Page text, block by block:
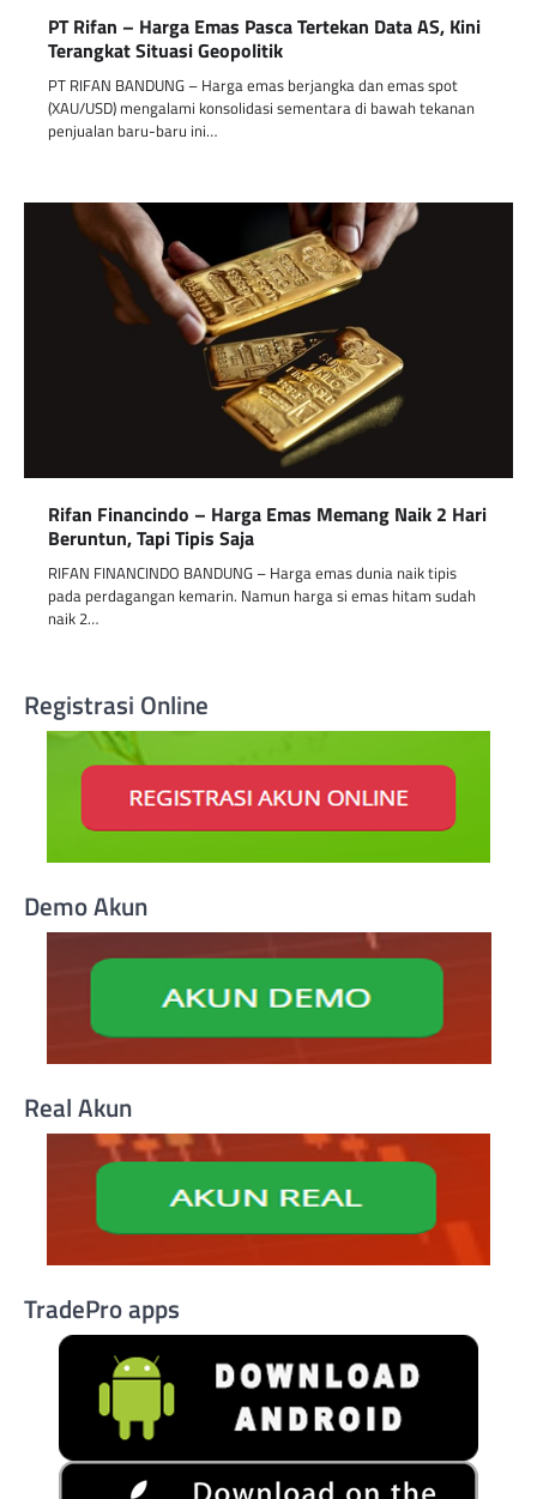
PT Rifan – Harga Emas Pasca Tertekan Data AS, Kini
Terangkat Situasi Geopolitik
PT RIFAN BANDUNG – Harga emas berjangka dan emas spot
(XAU/USD) mengalami konsolidasi sementara di bawah tekanan
penjualan baru-baru ini…
Rifan Financindo – Harga Emas Memang Naik 2 Hari
Beruntun, Tapi Tipis Saja
RIFAN FINANCINDO BANDUNG – Harga emas dunia naik tipis
pada perdagangan kemarin. Namun harga si emas hitam sudah
naik 2…
Registrasi Online
Demo Akun
Real Akun
TradePro apps